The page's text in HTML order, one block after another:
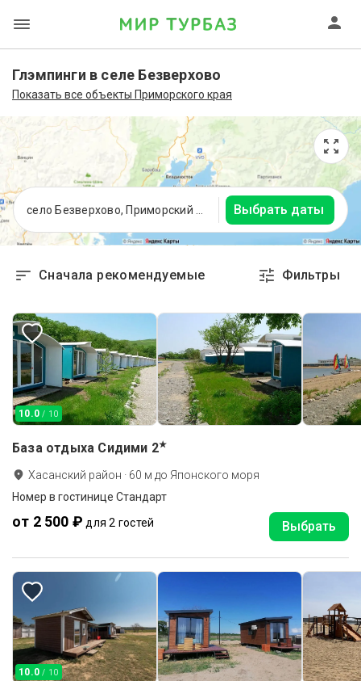
Глэмпинги в селе Безверхово
Показать все объекты Приморского края
Выбрать даты
Сначала рекомендуемые Фильтры
10.0 / 10
База отдыха Сидими 2★
Хасанский район · 60 м до Японского моря
Номер в гостинице Стандарт
от 2 500 ₽ для 2 гостей Выбрать
10.0 / 10